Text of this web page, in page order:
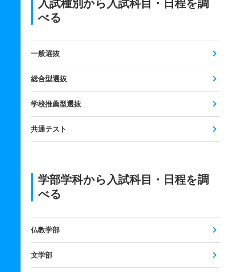
入試種別から入試科目・日程を調
べる
一般選抜
総合型選抜
学校推薦型選抜
共通テスト
学部学科から入試科目・日程を調
べる
仏教学部
文学部